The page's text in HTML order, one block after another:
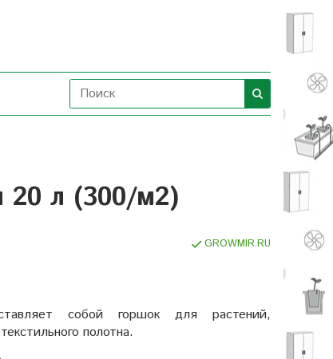
20 л (300/м2)
GROWMIR.RU
собой горшок для растений,
полотна.